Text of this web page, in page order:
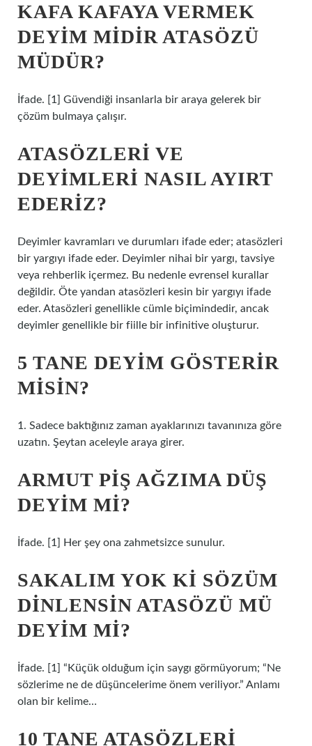
KAFA KAFAYA VERMEK
DEYIM MIDIR ATASÖZÜ
MÜDÜR?
İfade. [1] Güvendiği insanlarla bir araya gelerek bir
çözüm bulmaya çalışır.
ATASÖZLERI VE
DEYIMLERI NASIL AYIRT
EDERIZ?
Deyimler kavramları ve durumları ifade eder; atasözleri
bir yargıyı ifade eder. Deyimler nihai bir yargı, tavsiye
veya rehberlik içermez. Bu nedenle evrensel kurallar
değildir. Öte yandan atasözleri kesin bir yargıyı ifade
eder. Atasözleri genellikle cümle biçimindedir, ancak
deyimler genellikle bir fiille bir infinitive oluşturur.
5 TANE DEYIM GÖSTERIR
MISIN?
1. Sadece baktığınız zaman ayaklarınızı tavanınıza göre
uzatın. Şeytan aceleyle araya girer.
ARMUT PIŞ AĞZIMA DÜŞ
DEYIM MI?
İfade. [1] Her şey ona zahmetsizce sunulur.
SAKALIM YOK KI SÖZÜM
DINLENSIN ATASÖZÜ MÜ
DEYIM MI?
İfade. [1] “Küçük olduğum için saygı görmüyorum; “Ne
sözlerime ne de düşüncelerime önem veriliyor.” Anlamı
olan bir kelime…
10 TANE ATASÖZLERI